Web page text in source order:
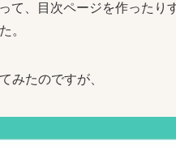
、目次ページを作ったり
。
みたのですが、